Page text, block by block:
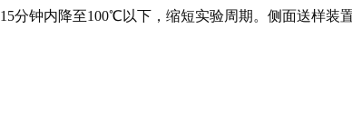
分钟内降至100℃以下，缩短实验周期。侧面送样装